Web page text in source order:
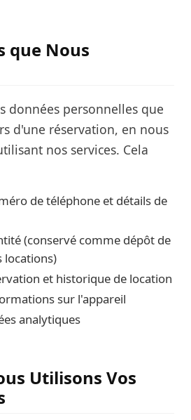
que Nous
données personnelles que
d'une réservation, en nous
nos services. Cela
de téléphone et détails de
(conservé comme dépôt de
locations)
et historique de location
sur l'appareil
analytiques
Utilisons Vos